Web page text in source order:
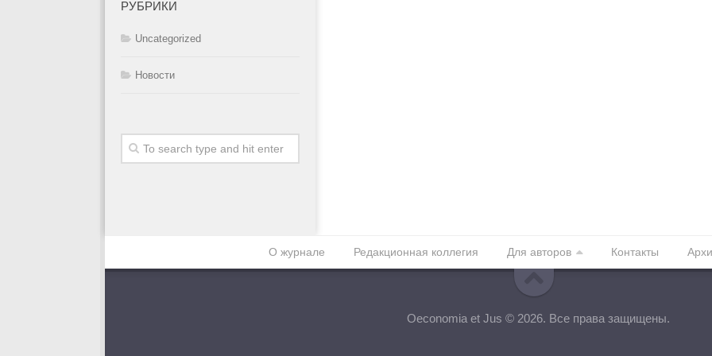
РУБРИКИ
Uncategorized
Новости
О журнале Редакционная коллегия Для авторов Контакты
Oeconomia et Jus © 2026. Все права защищены.